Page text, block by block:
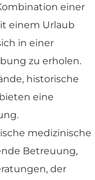
einer
einem Urlaub
in einer
zu erholen.
historische
eine
medizinische
Betreuung,
der